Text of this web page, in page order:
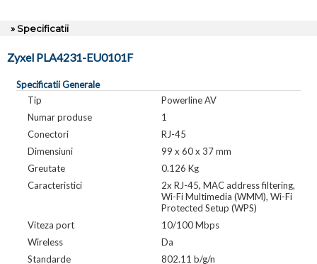
» Specificatii
Zyxel PLA4231-EU0101F
Specificatii Generale
Tip
Powerline AV
Numar produse
1
Conectori
RJ-45
Dimensiuni
99 x 60 x 37 mm
Greutate
0.126 Kg
Caracteristici
2x RJ-45, MAC address filtering,
Wi-Fi Multimedia (WMM), Wi-Fi
Protected Setup (WPS)
Viteza port
10/100 Mbps
Wireless
Da
Standarde
802.11 b/g/n